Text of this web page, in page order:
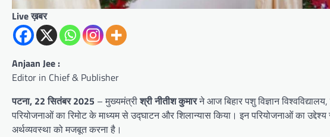
Live ख़बर
Anjaan Jee :
Editor in Chief & Publisher
पटना, 22 सितंबर 2025 – मुख्यमंत्रीश्री नीतीश कुमारने आज बिहार पशु विज्ञान
परियोजनाओं का रिमोट के माध्यम से उद्घाटन और शिलान्यास किया। इन परियोजनाओं का
अर्थव्यवस्था को मजबूत करना है।